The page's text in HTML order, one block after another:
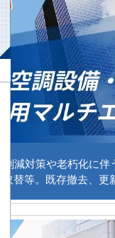
減対策や老朽化に伴
替等。既存撤去、更